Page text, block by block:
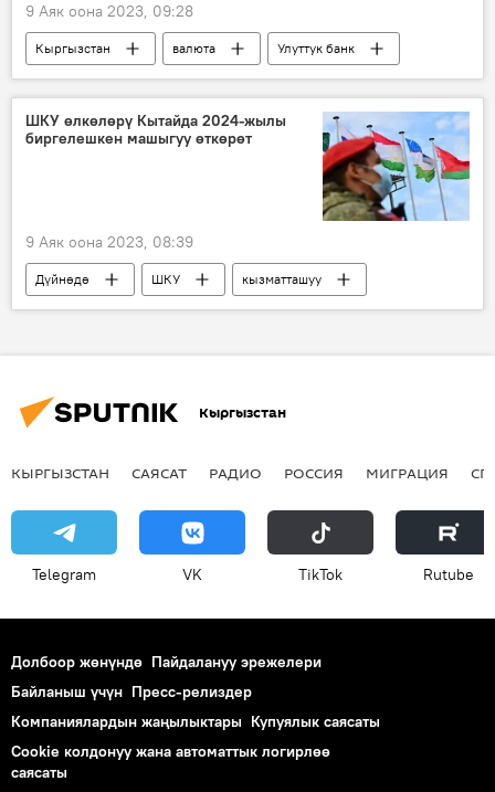
9 Аяк оона 2023, 09:28
Кыргызстан валюта
Улуттук банк
доллар
ШКУ өлкөлөрү Кытайда 2024-жылы
биргелешкен машыгуу өткөрөт
9 Аяк оона 2023, 08:39
Дүйнөдө ШКУ
кызматташуу
машыгуу
Кытай жыйын
Кыргызстан
КЫРГЫЗСТАН САЯСАТ РАДИО РОССИЯ МИГРАЦИЯ
Telegram VK ТikТоk Rutube
Долбоор жөнүндө Пайдалануу эрежелери
Байланыш үчүн Пресс-релиздер
Компаниялардын жаңылыктары Купуялык саясаты
Cookie колдонуу жана автоматтык логирлөө
саясаты